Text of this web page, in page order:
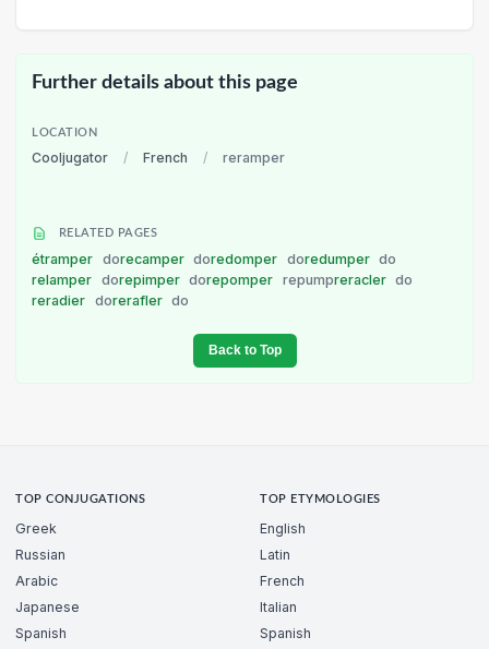
Further details about this page
LOCATION
Cooljugator / French / reramper
RELATED PAGES
étramper dorecamper doredomper doredumper do
relamper dorepimper dorepomper repumpreracler do
reradier dorerafler do
Back to Top
TOP CONJUGATIONS
Greek
Russian
Arabic
Japanese
Spanish
TOP ETYMOLOGIES
English
Latin
French
Italian
Spanish